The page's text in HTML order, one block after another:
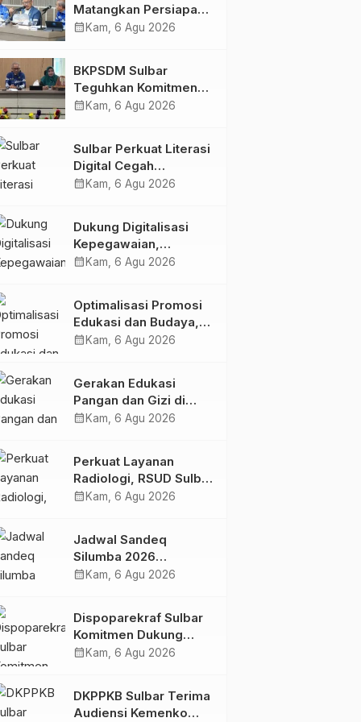
Matangkan Persiapan
HUT Ke-81 RI, Puncak
calendar_month Kam, 6 Agu 2026
BKPSDM Sulbar
Teguhkan Komitmen
Pengembangan
Penandatanganan
Perjanjian Tugas
Belajar 2026
calendar_month Kam, 6 Agu 2026
Sulbar Perkuat Literasi
Digital Cegah
Kejahatan Love
calendar_month Kam, 6 Agu 2026
Dukung Digitalisasi
Kepegawaian,
DPMPTSP Sulbar Siap
calendar_month Kam, 6 Agu 2026
Optimalisasi Promosi
Edukasi dan Budaya,
Anjungan Provinsi
Bersama Sky World
TMII
calendar_month Kam, 6 Agu 2026
Gerakan Edukasi
Pangan dan Gizi di
Mamasa: Tingkatkan
dalam Pemenuhan Gizi
calendar_month Kam, 6 Agu 2026
Perkuat Layanan
Radiologi, RSUD Sulbar
Sambut Kembali dr. Iis
calendar_month Kam, 6 Agu 2026
Jadwal Sandeq
Silumba 2026
Disesuaikan,
Tetap Dimatangkan
calendar_month Kam, 6 Agu 2026
Dispoparekraf Sulbar
Komitmen Dukung
Penyusunan RAD
calendar_month Kam, 6 Agu 2026
DKPPKB Sulbar Terima
Audiensi Kemenko